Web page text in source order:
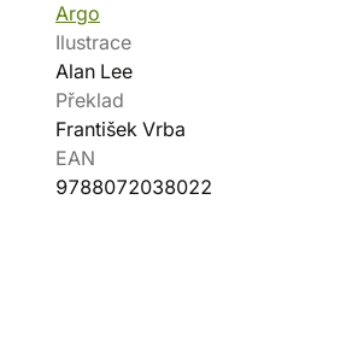
Argo
Ilustrace
Alan Lee
Překlad
František Vrba
EAN
9788072038022